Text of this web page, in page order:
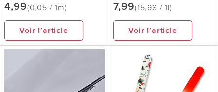
4,99(0,05 / 1m)
Voir l’article
7,99(15,98 / 1l)
Voir l’article